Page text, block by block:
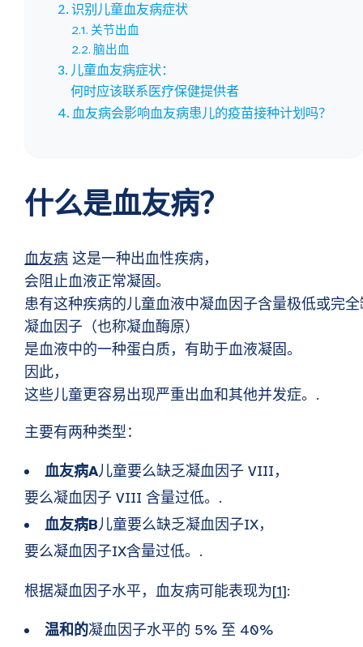
识别儿童血友病症状
关节出血
脑出血
儿童血友病症状：
何时应该联系医疗保健提供者
血友病会影响血友病患儿的疫苗接种计划吗？
什么是血友病？
血友病 这是一种出血性疾病，
会阻止血液正常凝固。
患有这种疾病的儿童血液中凝血因子含量极低或完
凝血因子（也称凝血酶原）
是血液中的一种蛋白质，有助于血液凝固。
因此，
这些儿童更容易出现严重出血和其他并发症。.
主要有两种类型：
血友病A儿童要么缺乏凝血因子 VIII，
要么凝血因子 VIII 含量过低。.
血友病B儿童要么缺乏凝血因子IX，
要么凝血因子IX含量过低。.
根据凝血因子水平，血友病可能表现为[1]:
温和的凝血因子水平的 5% 至 40%